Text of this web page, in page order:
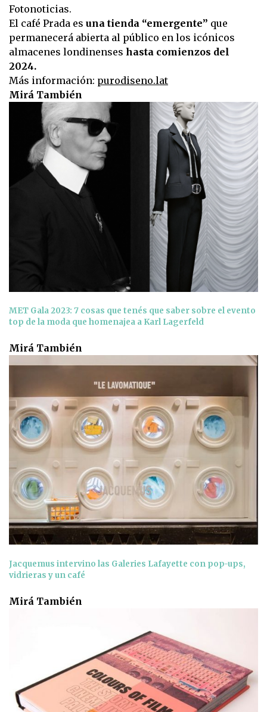
Fotonoticias.
El café Prada es una tienda “emergente” que
permanecerá abierta al público en los icónicos
almacenes londinenses hasta comienzos del
2024.
Más información: purodiseno.lat
Mirá También
MET Gala 2023: 7 cosas que tenés que saber sobre el evento
top de la moda que homenajea a Karl Lagerfeld
Mirá También
Jacquemus intervino las Galeries Lafayette con pop-ups,
vidrieras y un café
Mirá También